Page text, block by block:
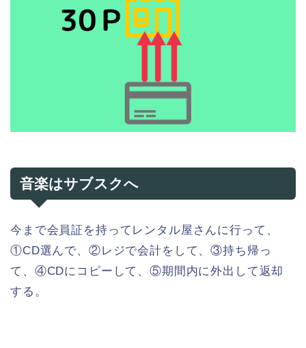
音楽はサブスクへ
今まで会員証を持ってレンタル屋さんに行って、
①CD選んで、②レジで会計をして、③持ち帰っ
て、④CDにコピーして、⑤期間内に外出して返却
する。